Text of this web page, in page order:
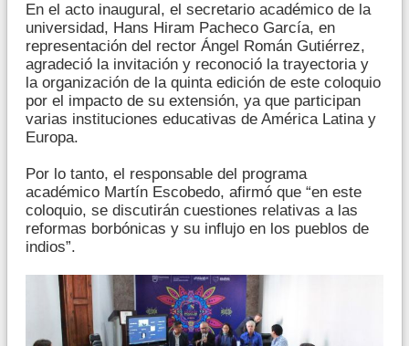
En el acto inaugural, el secretario académico de la
universidad, Hans Hiram Pacheco García, en
representación del rector Ángel Román Gutiérrez,
agradeció la invitación y reconoció la trayectoria y
la organización de la quinta edición de este coloquio
por el impacto de su extensión, ya que participan
varias instituciones educativas de América Latina y
Europa.
Por lo tanto, el responsable del programa
académico Martín Escobedo, afirmó que “en este
coloquio, se discutirán cuestiones relativas a las
reformas borbónicas y su influjo en los pueblos de
indios”.